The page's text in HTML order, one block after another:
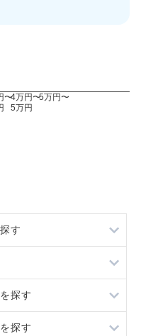
〜4万円〜
5万円
5万円〜
す
探す
探す